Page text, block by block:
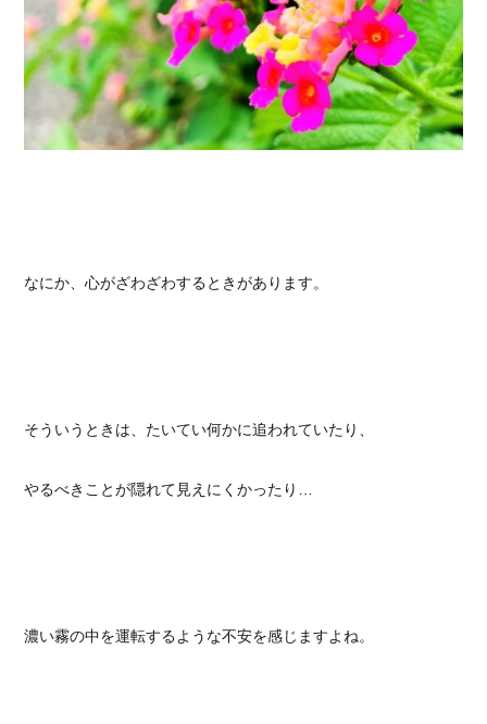
なにか、心がざわざわするときがあります。
そういうときは、たいてい何かに追われていたり、
やるべきことが隠れて見えにくかったり…
濃い霧の中を運転するような不安を感じますよね。